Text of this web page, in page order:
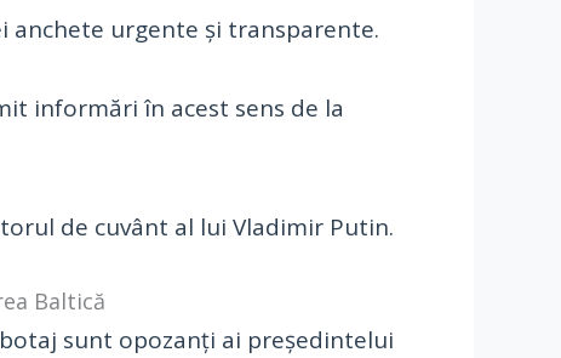
anchete urgente și transparente.
informări în acest sens de la
de cuvânt al lui Vladimir Putin.
Baltică
sunt opozanți ai președintelui